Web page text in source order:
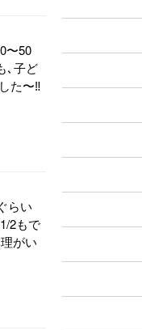
〜50
､子ど
た〜‼︎
らい
2もで
がい